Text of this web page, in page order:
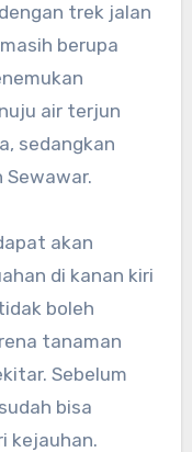
trek jalan
berupa
air terjun
sedangkan
Sewawar.
akan
di kanan kiri
boleh
tanaman
Sebelum
bisa
kejauhan.